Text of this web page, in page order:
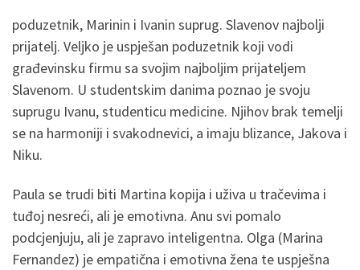
poduzetnik, Marinin i Ivanin suprug. Slavenov najbolji
prijatelj. Veljko je uspješan poduzetnik koji vodi
građevinsku firmu sa svojim najboljim prijateljem
Slavenom. U studentskim danima poznao je svoju
suprugu Ivanu, studenticu medicine. Njihov brak temelji
se na harmoniji i svakodnevici, a imaju blizance, Jakova i
Niku.
Paula se trudi biti Martina kopija i uživa u tračevima i
tuđoj nesreći, ali je emotivna. Anu svi pomalo
podcjenjuju, ali je zapravo inteligentna. Olga (Marina
Fernandez) je empatična i emotivna žena te uspješna